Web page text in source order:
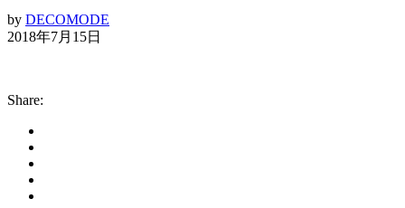
by DECOMODE
2018年7月15日
Share: